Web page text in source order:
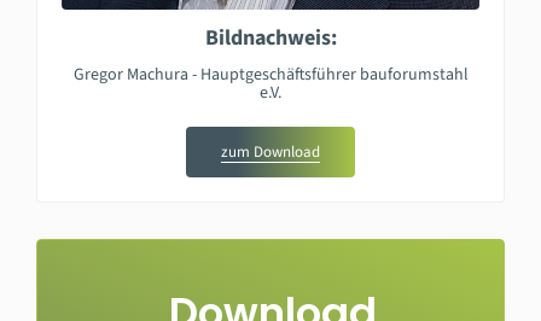
Bildnachweis:
Gregor Machura - Hauptgeschäftsführer bauforumstahl
e.V.
zum Download